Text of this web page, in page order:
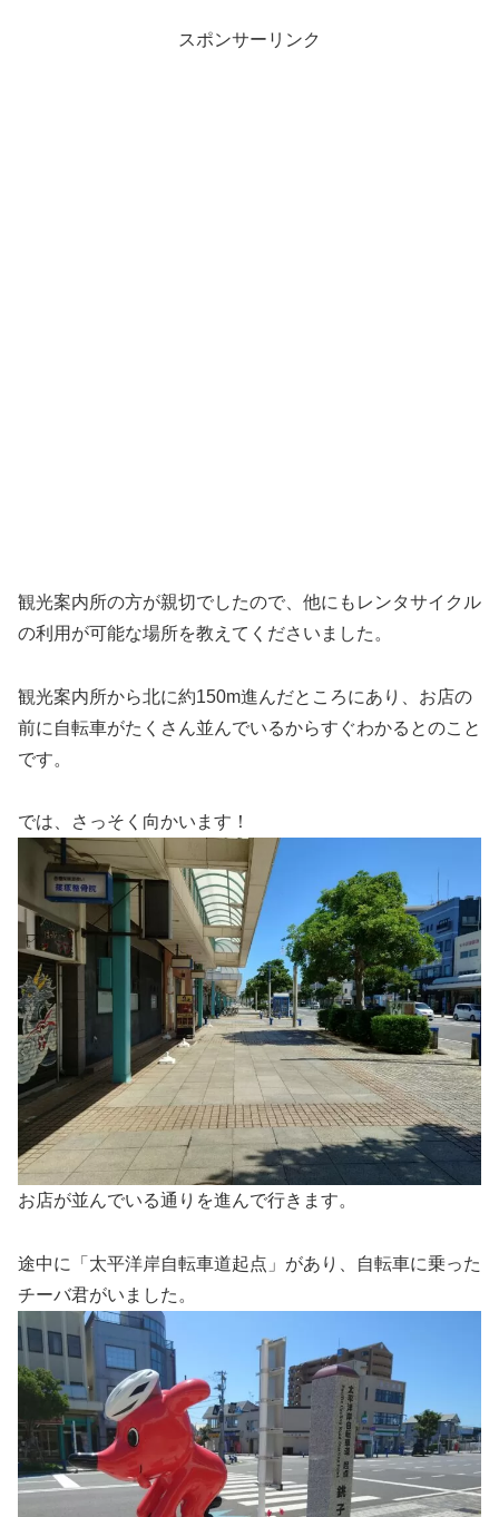
スポンサーリンク
観光案内所の方が親切でしたので、他にもレンタサイクル
の利用が可能な場所を教えてくださいました。
観光案内所から北に約150m進んだところにあり、お店の
前に自転車がたくさん並んでいるからすぐわかるとのこと
です。
では、さっそく向かいます！
お店が並んでいる通りを進んで行きます。
途中に「太平洋岸自転車道起点」があり、自転車に乗った
チーバ君がいました。